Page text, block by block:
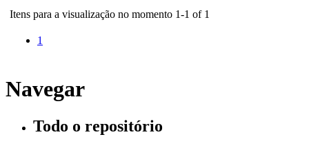
Itens para a visualização no momento 1-1 of 1
1
Navegar
Todo o repositório